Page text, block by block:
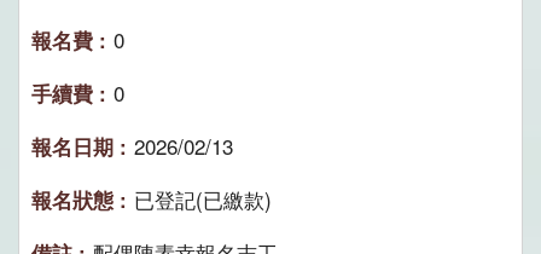
0
0
2026/02/13
已登記(已繳款)